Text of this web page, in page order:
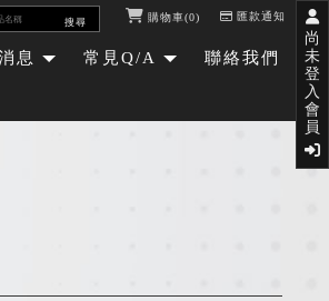
尚
未
登
入
會
員
購物車 0 匯款通知
息 常見Q/A 聯絡我們